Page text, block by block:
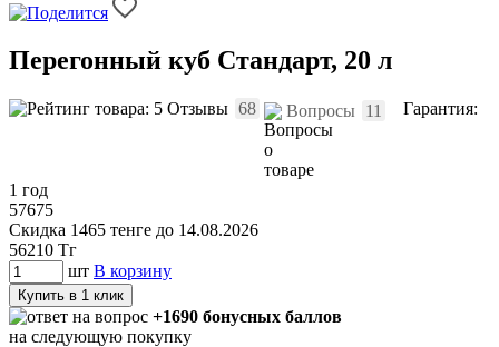
Перегонный куб Стандарт, 20 л
Отзывы 68 Вопросы 11 Гарантия:
1 год
57675
Скидка 1465 тенге до 14.08.2026
56210 Тг
шт В корзину
Купить в 1 клик
+1690 бонусных баллов
на следующую покупку